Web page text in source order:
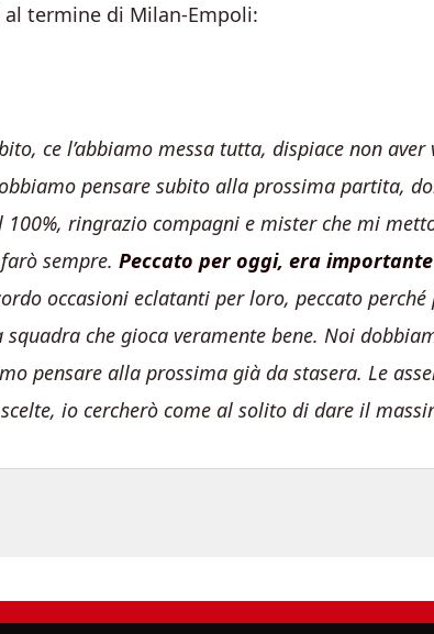
al termine di Milan-Empoli:
ce l’abbiamo messa tutta, dispiace non aver
pensare subito alla prossima partita,
ringrazio compagni e mister che mi
sempre. Peccato per oggi, era
occasioni eclatanti per loro, peccato perché
che gioca veramente bene. Noi
pensare alla prossima già da stasera. Le
io cercherò come al solito di dare il